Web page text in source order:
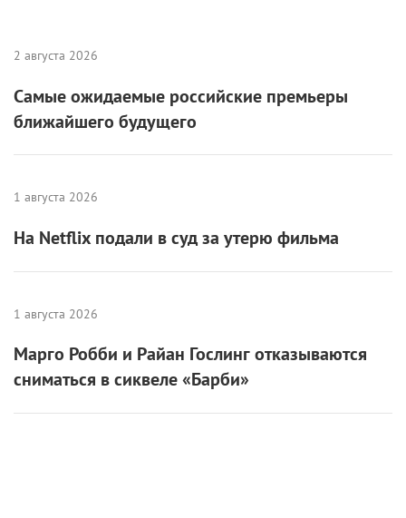
2 августа 2026
Самые ожидаемые российские премьеры
ближайшего будущего
1 августа 2026
На Netflix подали в суд за утерю фильма
1 августа 2026
Марго Робби и Райан Гослинг отказываются
сниматься в сиквеле «Барби»